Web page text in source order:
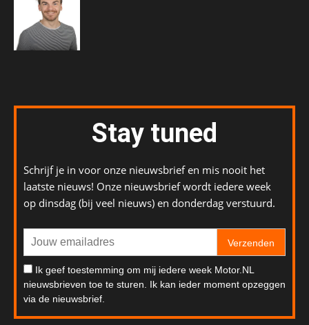
Stay tuned
Schrijf je in voor onze nieuwsbrief en mis nooit het
laatste nieuws! Onze nieuwsbrief wordt iedere week
op dinsdag (bij veel nieuws) en donderdag verstuurd.
Verzenden
Ik geef toestemming om mij iedere week Motor.NL
nieuwsbrieven toe te sturen. Ik kan ieder moment opzeggen
via de nieuwsbrief.